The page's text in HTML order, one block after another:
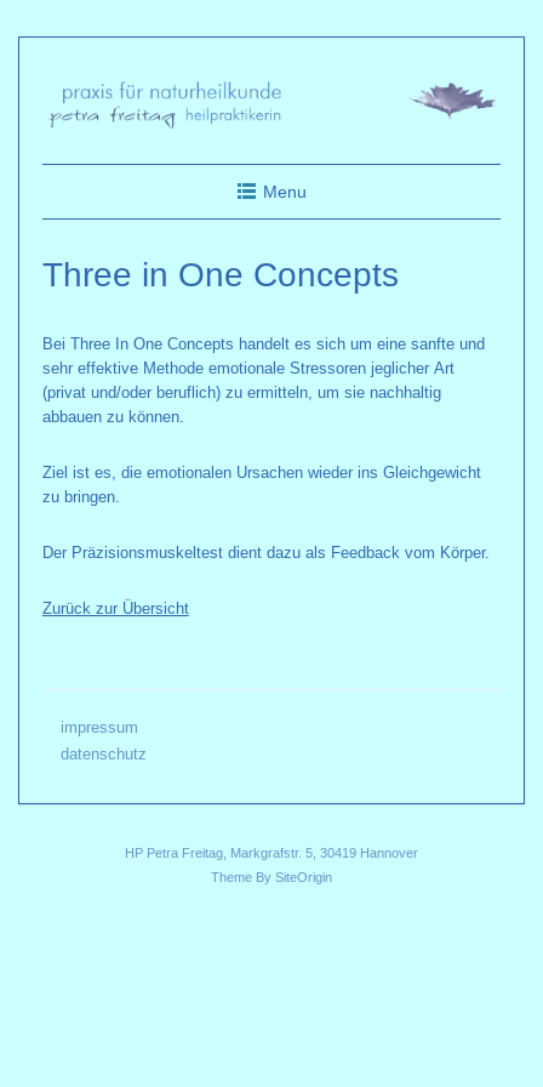
content
Menu
Three in One Concepts
Bei Three In One Concepts handelt es sich um eine sanfte und
sehr effektive Methode emotionale Stressoren jeglicher Art
(privat und/oder beruflich) zu ermitteln, um sie nachhaltig
abbauen zu können.
Ziel ist es, die emotionalen Ursachen wieder ins Gleichgewicht
zu bringen.
Der Präzisionsmuskeltest dient dazu als Feedback vom Körper.
Zurück zur Übersicht
impressum
datenschutz
HP Petra Freitag, Markgrafstr. 5, 30419 Hannover
Theme By SiteOrigin